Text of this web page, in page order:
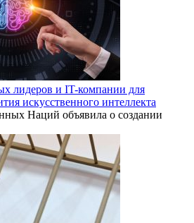
лидеров и IT-компании для
искусственного интеллекта
Наций объявила о создании